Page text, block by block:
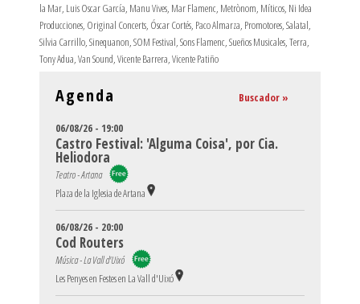
la Mar, Luis Oscar García, Manu Vives, Mar Flamenc, Metrònom, Míticos, Ni Idea
Producciones, Original Concerts, Óscar Cortés, Paco Almarza, Promotores,Salatal,
Silvia Carrillo,Sinequanon,SOM Festival,Sons Flamenc,Sueños Musicales,Terra,
Tony Adua,Van Sound,Vicente Barrera,Vicente Patiño
Agenda Buscador »
06/08/26 - 19:00
Castro Festival: 'Alguma Coisa', por Cia.
Heliodora
Teatro - Artana
Plaza de la Iglesia de Artana
06/08/26 - 20:00
Cod Routers
Música - La Vall d'Uixó
Les Penyes en Festes en La Vall d'Uixó